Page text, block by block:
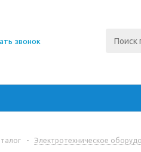
звонок
- Электротехническое